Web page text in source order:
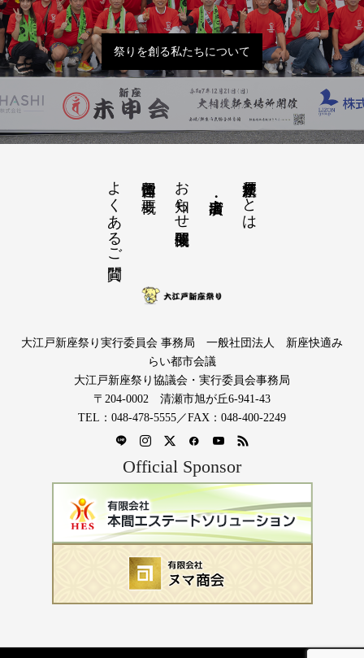
祭りを創る私たちについて
大江戸新座祭りとは
お知らせ開催概要
運営団体と概要
よくあるご質問
大江戸新座祭り実行委員会 事務局 一般社団法人 新座快適み
らい都市会議
大江戸新座祭り協議会・実行委員会事務局
〒204-0002 清瀬市旭が丘6-941-43
TEL：048-478-5555／FAX：048-400-2249
Official Sponsor